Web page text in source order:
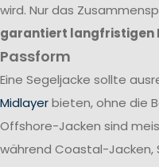
wird. Nur das
garantiert langfristigen
Passform
Eine Segeljacke sollte
Midlayerbieten, ohne die
Offshore-Jacken sind
während Coastal-Jacken,